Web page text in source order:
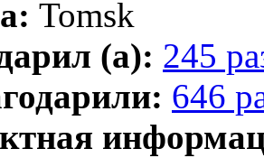
Tomsk
(а): 245
646